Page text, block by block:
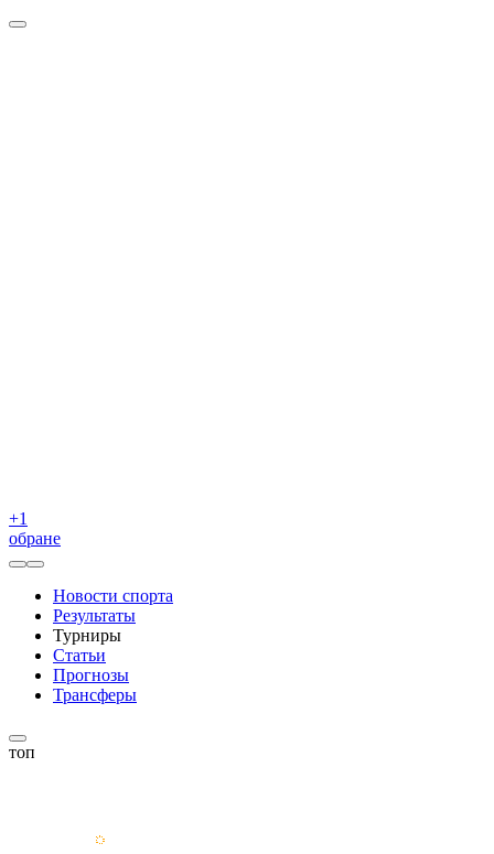
+1
обране
Новости спорта
Результаты
Турниры
Статьи
Прогнозы
Трансферы
топ